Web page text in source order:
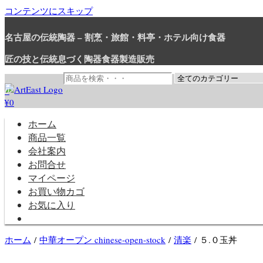
コンテンツにスキップ
名古屋の伝統陶器 – 割烹・旅館・料亭・ホテル向け食器
匠の技と伝統息づく陶器食器製造販売
和食器・洋食器通販｜割烹・旅館・料亭・ホテル等業務用卸販売
業務用から個人用まで、おしゃれでかわいい和食器・洋食器はま
0
¥0
ホーム
商品一覧
会社案内
お問合せ
マイページ
お買い物カゴ
お気に入り
ホーム / 中華オープン chinese-open-stock / 清楽 / ５.０玉丼